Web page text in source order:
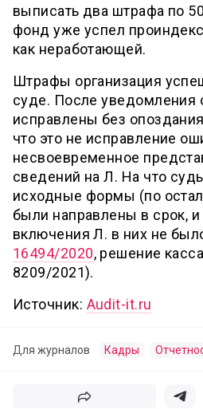
выписать два штрафа по
фонд уже успел
как неработающей.
Штрафы организация
суде. После уведомления
исправлены без
что это не исправление
несвоевременное
сведений на Л. На что
исходные формы (по
были направлены в срок,
включения Л. в них не
16494/2020, решение
8209/2021).
Источник: Audit-it.ru
Для журналов Кадры
Поделиться